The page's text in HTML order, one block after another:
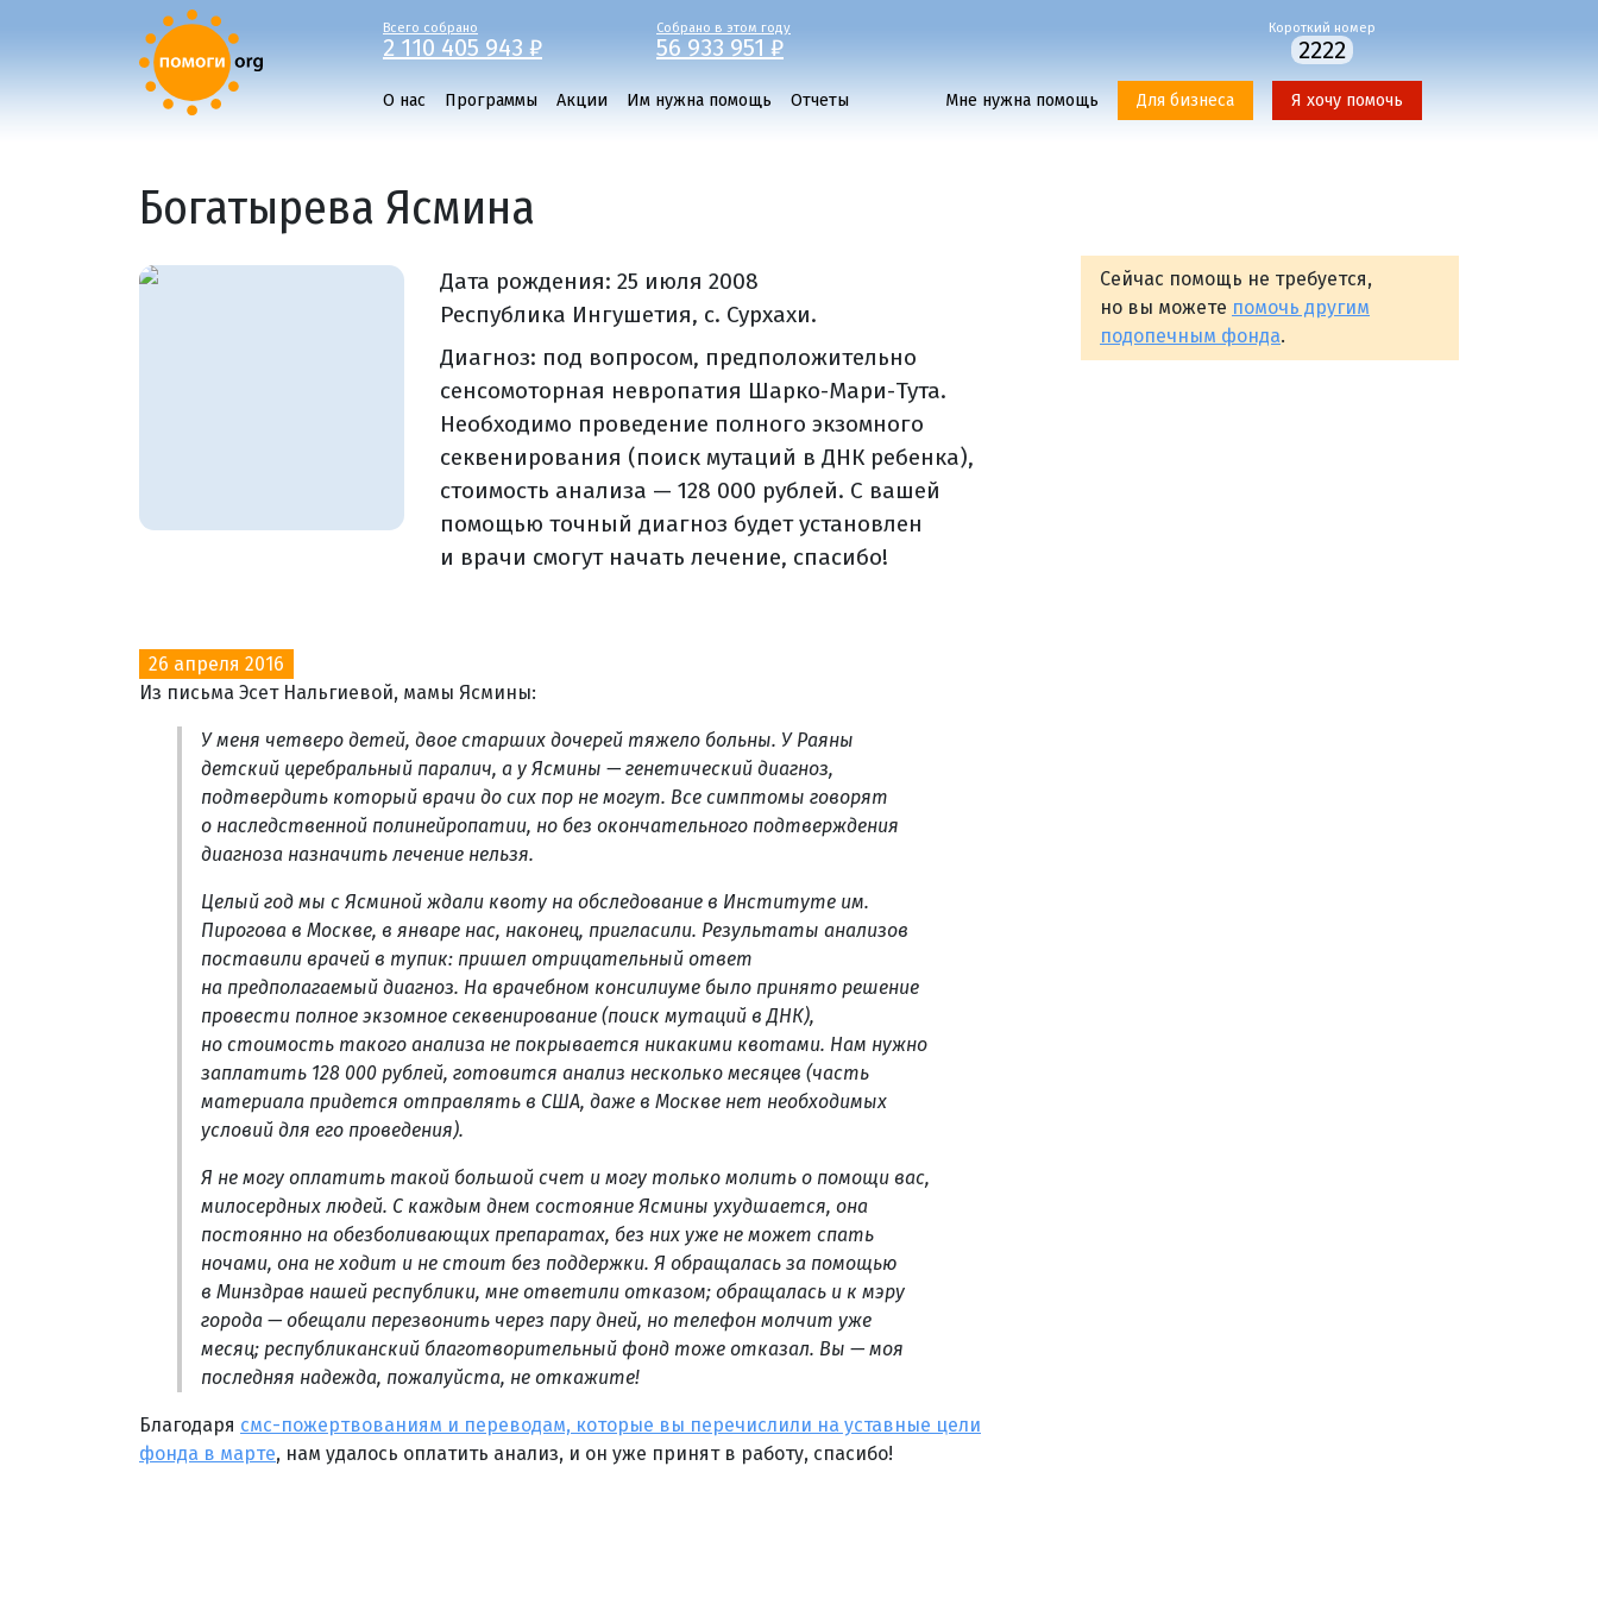
Всего собрано
2 110 405 943 ₽
Собрано в этом году
56 933 951 ₽
Короткий номер
2222
О нас Программы Акции Им нужна помощь Отчеты Мне нужна помощь Для бизнеса Я хочу помочь
Богатырева Ясмина
Дата рождения:25 июля 2008
Республика Ингушетия, с. Сурхахи.
Диагноз: под вопросом, предположительно
сенсомоторная невропатия Шарко-Мари-Тута.
Необходимо проведение полного экзомного
секвенирования (поиск мутаций в ДНК ребенка),
стоимость анализа — 128 000 рублей. С вашей
помощью точный диагноз будет установлен
и врачи смогут начать лечение, спасибо!
26 апреля 2016
Из письма Эсет Нальгиевой, мамы Ясмины:
У меня четверо детей, двое старших дочерей тяжело больны. У Раяны
детский церебральный паралич, а у Ясмины — генетический диагноз,
подтвердить который врачи до сих пор не могут. Все симптомы говорят
о наследственной полинейропатии, но без окончательного подтверждения
диагноза назначить лечение нельзя.
Целый год мы с Ясминой ждали квоту на обследование в Институте им.
Пирогова в Москве, в январе нас, наконец, пригласили. Результаты анализов
поставили врачей в тупик: пришел отрицательный ответ
на предполагаемый диагноз. На врачебном консилиуме было принято решение
провести полное экзомное секвенирование (поиск мутаций в ДНК),
но стоимость такого анализа не покрывается никакими квотами. Нам нужно
заплатить 128 000 рублей, готовится анализ несколько месяцев (часть
материала придется отправлять в США, даже в Москве нет необходимых
условий для его проведения).
Я не могу оплатить такой большой счет и могу только молить о помощи вас,
милосердных людей. С каждым днем состояние Ясмины ухудшается, она
постоянно на обезболивающих препаратах, без них уже не может спать
ночами, она не ходит и не стоит без поддержки. Я обращалась за помощью
в Минздрав нашей республики, мне ответили отказом; обращалась и к мэру
города — обещали перезвонить через пару дней, но телефон молчит уже
месяц; республиканский благотворительный фонд тоже отказал. Вы — моя
последняя надежда, пожалуйста, не откажите!
Благодаря смс-пожертвованиям и переводам, которые вы перечислили на уставные цели
фонда в марте, нам удалось оплатить анализ, и он уже принят в работу, спасибо!
Сейчас помощь не требуется,
но вы можете помочь другим
подопечным фонда.